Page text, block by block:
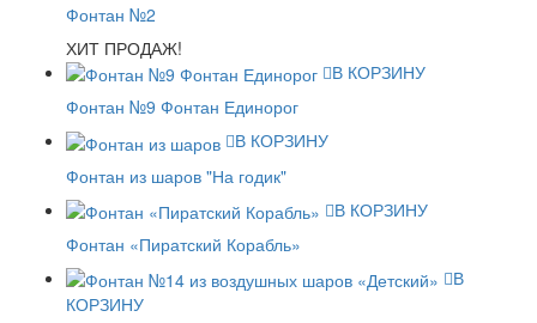
Фонтан №2
ХИТ ПРОДАЖ!
В КОРЗИНУ
Фонтан №9 Фонтан Единорог
В КОРЗИНУ
Фонтан из шаров "На годик"
В КОРЗИНУ
Фонтан «Пиратский Корабль»
В
КОРЗИНУ